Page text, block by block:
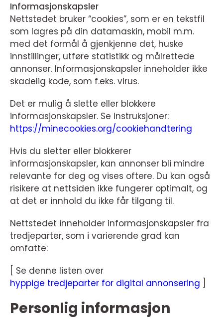
Informasjonskapsler
Nettstedet bruker “cookies”, som er en tekstfil
som lagres på din datamaskin, mobil m.m.
med det formål å gjenkjenne det, huske
innstillinger, utføre statistikk og målrettede
annonser. Informasjonskapsler inneholder ikke
skadelig kode, som f.eks. virus.
Det er mulig å slette eller blokkere
informasjonskapsler. Se instruksjoner:
https://minecookies.org/cookiehandtering
Hvis du sletter eller blokkerer
informasjonskapsler, kan annonser bli mindre
relevante for deg og vises oftere. Du kan også
risikere at nettsiden ikke fungerer optimalt, og
at det er innhold du ikke får tilgang til.
Nettstedet inneholder informasjonskapsler fra
tredjeparter, som i varierende grad kan
omfatte:
[ Se denne listen over
hyppige tredjeparter for digital annonsering
Personlig informasjon